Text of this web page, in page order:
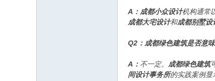
A： 成都小众设计机构通常
成都大宅设计和成都别墅设
Q2：成都绿色建筑是否意
A： 不一定。 成都绿色建筑
间设计事务所的实践案例显